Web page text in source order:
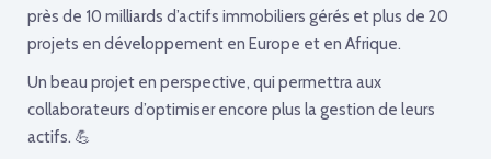
près de 10 milliards d’actifs immobiliers gérés et plus de 20
projets en développement en Europe et en Afrique.
Un beau projet en perspective, qui permettra aux
collaborateurs d’optimiser encore plus la gestion de leurs
actifs. 💪